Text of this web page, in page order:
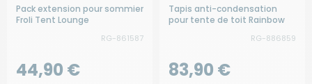
Pack extension pour sommier
Froli Tent Lounge
RG-861587
44,90 €
Tapis anti-condensation
pour tente de toit Rainbow
RG-886859
83,90 €